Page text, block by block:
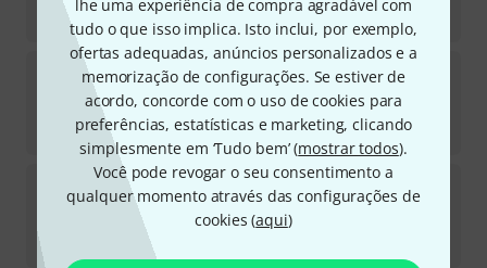
lhe uma experiência de compra agradável com
tudo o que isso implica. Isto inclui, por exemplo,
ofertas adequadas, anúncios personalizados e a
memorização de configurações. Se estiver de
acordo, concorde com o uso de cookies para
preferências, estatísticas e marketing, clicando
simplesmente em ‘Tudo bem’ (mostrar todos).
Você pode revogar o seu consentimento a
qualquer momento através das configurações de
cookies (aqui)
€ 80
Warburton Tenor trombone Top 9S
Em stock
€ 126
WarburtonTenor Backbore 2 ST large
Em stock
80